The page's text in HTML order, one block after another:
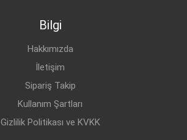
Bilgi
Hakkımızda
İletişim
Sipariş Takip
Kullanım Şartları
Gizlilik Politikası ve KVKK